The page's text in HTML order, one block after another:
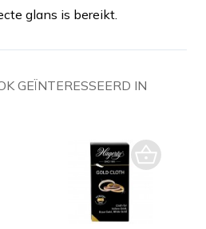
glans is bereikt.
GEÏNTERESSEERD IN